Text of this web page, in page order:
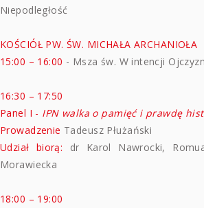
Niepodległość
KOŚCIÓŁ PW. ŚW. MICHAŁA ARCHANIOŁA
15:00 – 16:00 - Msza św. W intencji
16:30 – 17:50
Panel I - IPN walka o pamięć i prawdę
Prowadzenie Tadeusz Płużański
Udział biorą: dr Karol Nawrocki,
Morawiecka
18:00 – 19:00